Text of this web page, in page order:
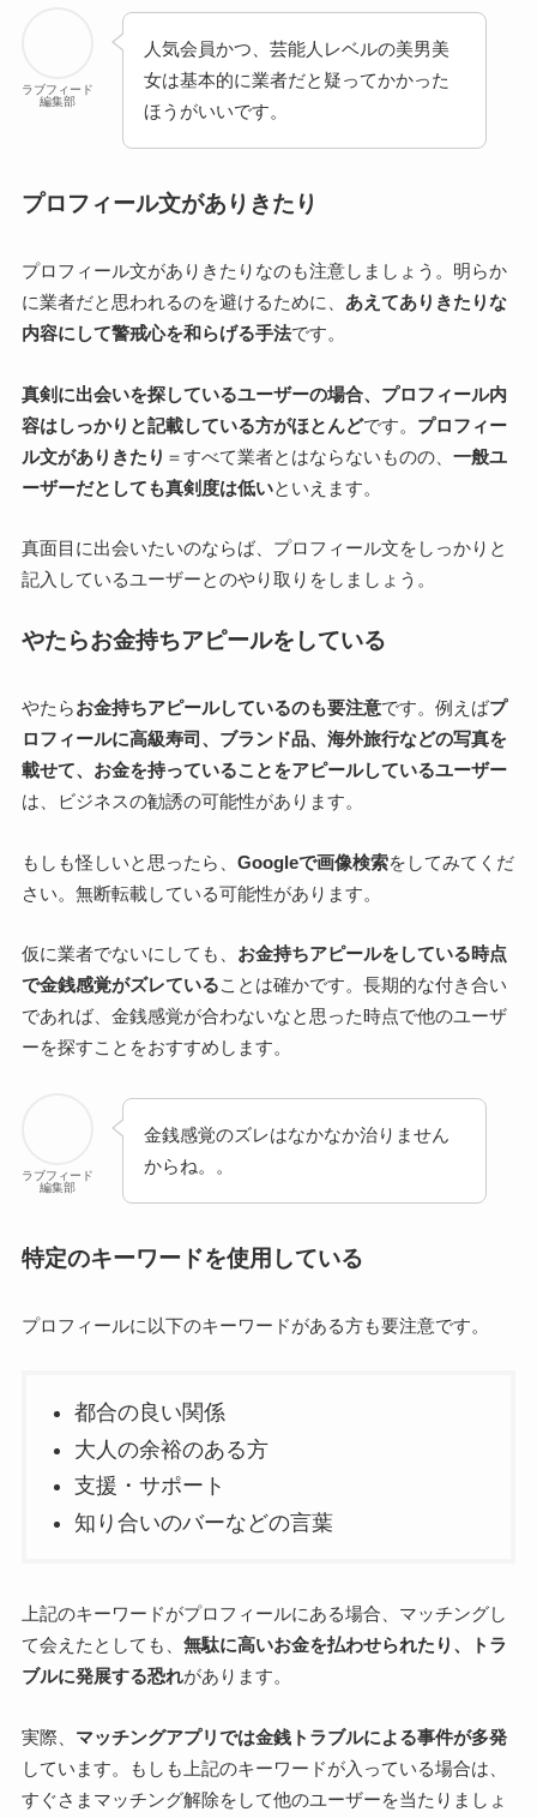
ラブフィード
編集部
人気会員かつ、芸能人レベルの美男美
女は基本的に業者だと疑ってかかった
ほうがいいです。
プロフィール文がありきたり
プロフィール文がありきたりなのも注意しましょう。明らか
に業者だと思われるのを避けるために、 あえてありきたりな
内容にして警戒心を和らげる手法です。
真剣に出会いを探しているユーザーの場合、プロフィール内
容はしっかりと記載している方がほとんどです。 プロフィー
ル文がありきたり ＝すべて業者とはならないものの、 一般ユ
ーザーだとしても真剣度は低いといえます。
真面目に出会いたいのならば、プロフィール文をしっかりと
記入しているユーザーとのやり取りをしましょう。
やたらお金持ちアピールをしている
やたらお金持ちアピールしているのも要注意です。例えばプ
ロフィールに高級寿司、ブランド品、海外旅行などの写真を
載せて、お金を持っていることをアピールしているユーザー
は、ビジネスの勧誘の可能性があります。
もしも怪しいと思ったら、 Googleで画像検索をしてみてくだ
さい。無断転載している可能性があります。
仮に業者でないにしても、 お金持ちアピールをしている時点
で金銭感覚がズレていることは確かです。長期的な付き合い
であれば、金銭感覚が合わないなと思った時点で他のユーザ
ーを探すことをおすすめします。
ラブフィード
編集部
金銭感覚のズレはなかなか治りません
からね。。
特定のキーワードを使用している
プロフィールに以下のキーワードがある方も要注意です。
都合の良い関係
大人の余裕のある方
支援・サポート
知り合いのバーなどの言葉
上記のキーワードがプロフィールにある場合、マッチングし
て会えたとしても、 無駄に高いお金を払わせられたり、トラ
ブルに発展する恐れがあります。
実際、 マッチングアプリでは金銭トラブルによる事件が多発
しています。もしも上記のキーワードが入っている場合は、
すぐさまマッチング解除をして他のユーザーを当たりましょ